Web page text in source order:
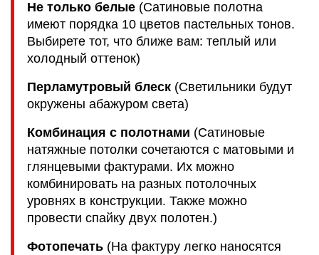
Не только белые(Сатиновые полотна
имеют порядка 10 цветов пастельных тонов.
Выбирете тот, что ближе вам: теплый или
холодный оттенок)
Перламутровый блеск(Светильники будут
окружены абажуром света)
Комбинация с полотнами (Сатиновые
натяжные потолки сочетаются с матовыми и
глянцевыми фактурами. Их можно
комбинировать на разных потолочных
уровнях в конструкции. Также можно
провести спайку двух полотен.)
Фотопечать(На фактуру легко наносятся